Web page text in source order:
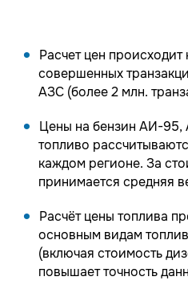
Расчет цен
совершенных
АЗС (более 2 млн.
Цены на бензин АИ-95,
топливо
каждом регионе. За
принимается средняя
Расчёт цены топлива
основным видам
(включая стоимость
повышает точность